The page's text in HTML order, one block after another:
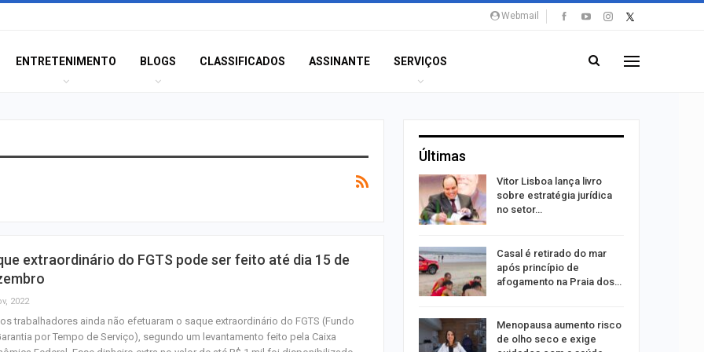
Webmail
ENTRETENIMENTO BLOGS CLASSIFICADOS ASSINANTE SERVIÇOS
extraordinário do FGTS pode ser feito até dia 15 de
2022
trabalhadores ainda não efetuaram o saque extraordinário do FGTS (Fundo
por Tempo de Serviço), segundo um levantamento feito pela Caixa
Últimas
Agosto terá dois eclipses;
Atraso na ampliação do
teste do pezinho dificulta
Jovem é apreendida após
se passar por funcionária
Vitor Lisboa lança livro
sobre estratégia jurídica
no setor…
Casal é retirado do mar
após princípio de
afogamento na Praia dos…
Menopausa aumento risco
de olho seco e exige